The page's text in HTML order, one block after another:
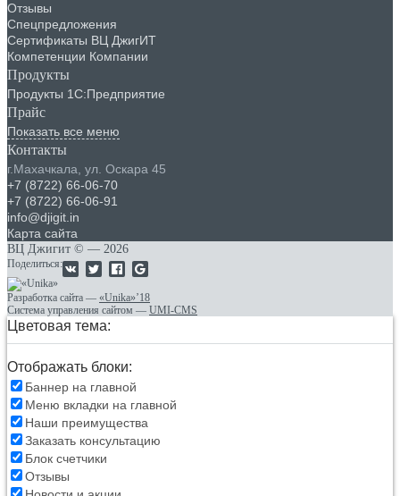
Отзывы
Спецпредложения
Сертификаты ВЦ ДжигИТ
Компетенции Компании
Продукты
Продукты 1С:Предприятие
Прайс
Показать все меню
Контакты
г.Махачкала ул. Оскара 45
+7 (8722) 66-06-70
+7 (8722) 66-06-91
info@djigit.in
Карта сайта
ВЦ Джигит © — 2026
Поделиться:
Разработка сайта — «Unika»’18
Система управления сайтом — UMI-CMS
Цветовая тема:
Отображать блоки:
Баннер на главной
Меню вкладки на главной
Наши преимущества
Заказать консультацию
Блок счетчики
Отзывы